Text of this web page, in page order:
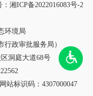
湘ICP备2022016083号-2
环境局
政审批服务局）
洞庭大道68号
网站标识码：4307000047